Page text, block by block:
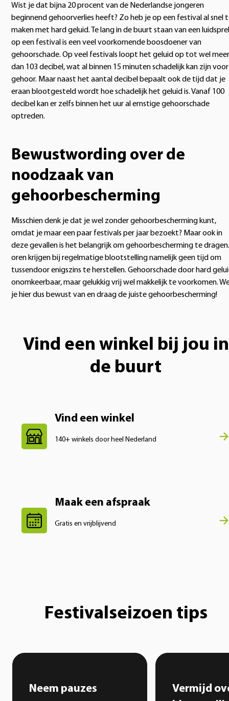
Wist je dat bijna 20 procent van de Nederlandse jongeren
beginnend gehoorverlies heeft? Zo heb je op een festival al snel
maken met hard geluid. Te lang in de buurt staan van een
op een festival is een veel voorkomende boosdoener van
gehoorschade. Op veel festivals loopt het geluid op tot wel meer
dan 103 decibel, wat al binnen 15 minuten schadelijk kan zijn
gehoor. Maar naast het aantal decibel bepaalt ook de tijd dat je
eraan blootgesteld wordt hoe schadelijk het geluid is. Vanaf 100
decibel kan er zelfs binnen het uur al ernstige gehoorschade
optreden.
Bewustwording over de
noodzaak van
gehoorbescherming
Misschien denk je dat je wel zonder gehoorbescherming kunt,
omdat je maar een paar festivals per jaar bezoekt? Maar ook in
deze gevallen is het belangrijk om gehoorbescherming te
oren krijgen bij regelmatige blootstelling namelijk geen tijd om
tussendoor enigszins te herstellen. Gehoorschade door hard
onomkeerbaar, maar gelukkig vrij wel makkelijk te voorkomen.
je hier dus bewust van en draag de juiste gehoorbescherming!
Vind een winkel bij jou in
de buurt
Vind een winkel
140+ winkels door heel Nederland
Maak een afspraak
Gratis en vrijblijvend
Festivalseizoen tips
Neem pauzes
Vermijd